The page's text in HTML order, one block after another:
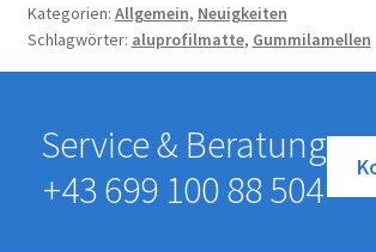
Kategorien: Allgemein, Neuigkeiten
Schlagwörter: aluprofilmatte, Gummilamellen
Service & Beratung
+43 699 100 88 504